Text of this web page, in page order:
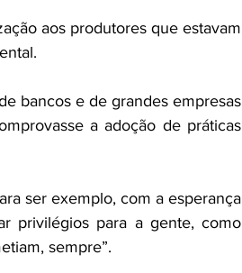
aos produtores que estavam
bancos e de grandes empresas
a adoção de práticas
ser exemplo, com a esperança
privilégios para a gente, como
sempre”.